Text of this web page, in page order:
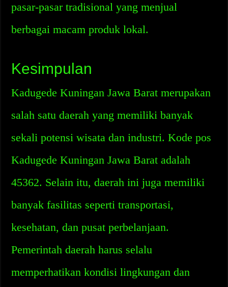
pasar-pasar tradisional yang menjual
berbagai macam produk lokal.
Kesimpulan
Kadugede Kuningan Jawa Barat merupakan
salah satu daerah yang memiliki banyak
sekali potensi wisata dan industri. Kode pos
Kadugede Kuningan Jawa Barat adalah
45362. Selain itu, daerah ini juga memiliki
banyak fasilitas seperti transportasi,
kesehatan, dan pusat perbelanjaan.
Pemerintah daerah harus selalu
memperhatikan kondisi lingkungan dan